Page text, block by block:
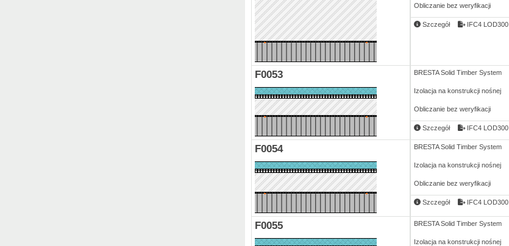
Obliczanie bez weryfikacji
Szczegół IFC4 LOD300
F0053 BRESTA Solid Timber System
Izolacja na konstrukcji nośnej
Obliczanie bez weryfikacji
Szczegół IFC4 LOD300
F0054 BRESTA Solid Timber System
Izolacja na konstrukcji nośnej
Obliczanie bez weryfikacji
Szczegół IFC4 LOD300
F0055 BRESTA Solid Timber System
Izolacja na konstrukcji nośnej